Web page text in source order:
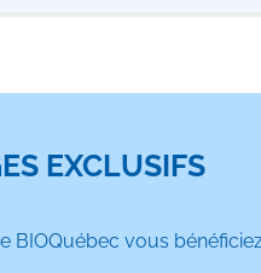
EXCLUSIFS
BIOQuébec vous